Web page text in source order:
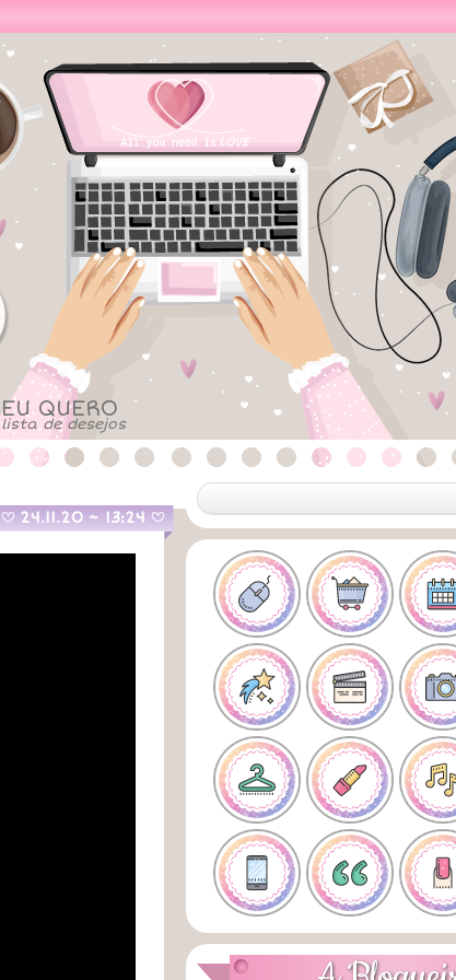
EU QUERO
lista de desejos
B 24.11.20 ~ 13:24 B